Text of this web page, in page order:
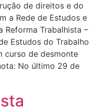
de direitos e do
a Rede de Estudos e
Reforma Trabalhista –
Estudos do Trabalho
curso de desmonte
No último 29 de